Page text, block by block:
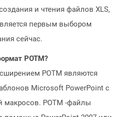
и чтения файлов XLS,
первым выбором
сейчас.
POTM?
POTM являются
Microsoft PowerPoint с
макросов. POTM -файлы